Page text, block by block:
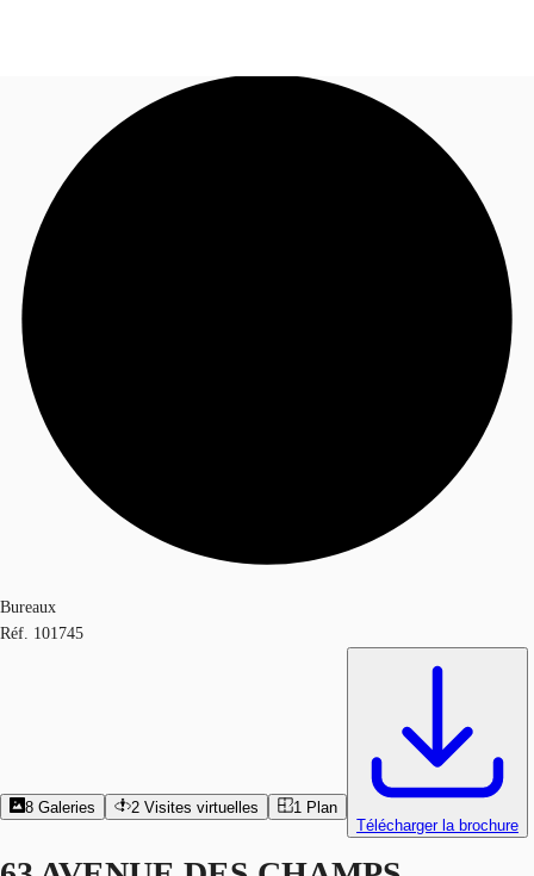
Blog
Données marchés
Appelez maintenant
Bureaux
Réf. 101745
8 Galeries 2 Visites virtuelles 1 Plan
Télécharger la brochure